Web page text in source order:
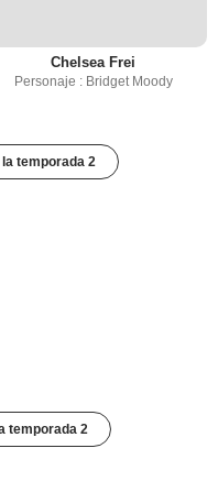
Chelsea Frei
Personaje : Bridget Moody
temporada 2
temporada 2